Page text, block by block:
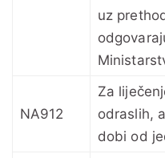
uz
NA912
Za
odraslih,
dobi od